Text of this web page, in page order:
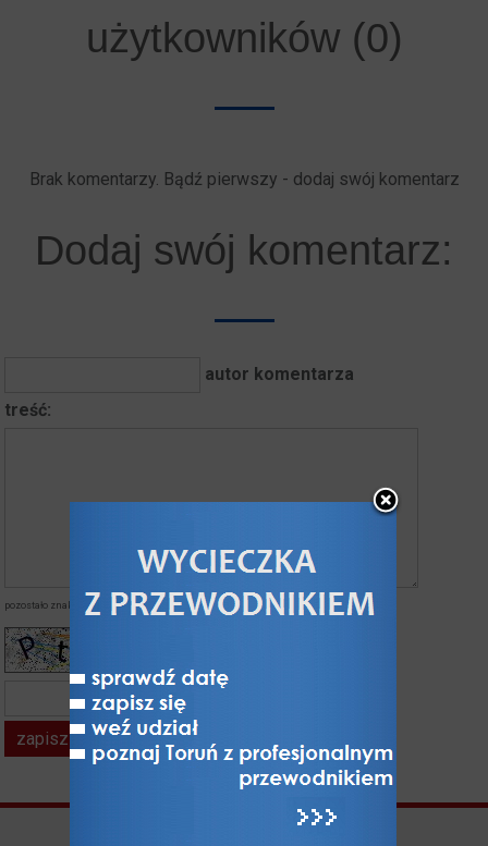
użytkowników (0)
Brak komentarzy. Bądź pierwszy - dodaj swój komentarz
Dodaj swój komentarz:
autor komentarza
treść:
pozostało znaków: napisałeś znaków:
kod z obrazka*